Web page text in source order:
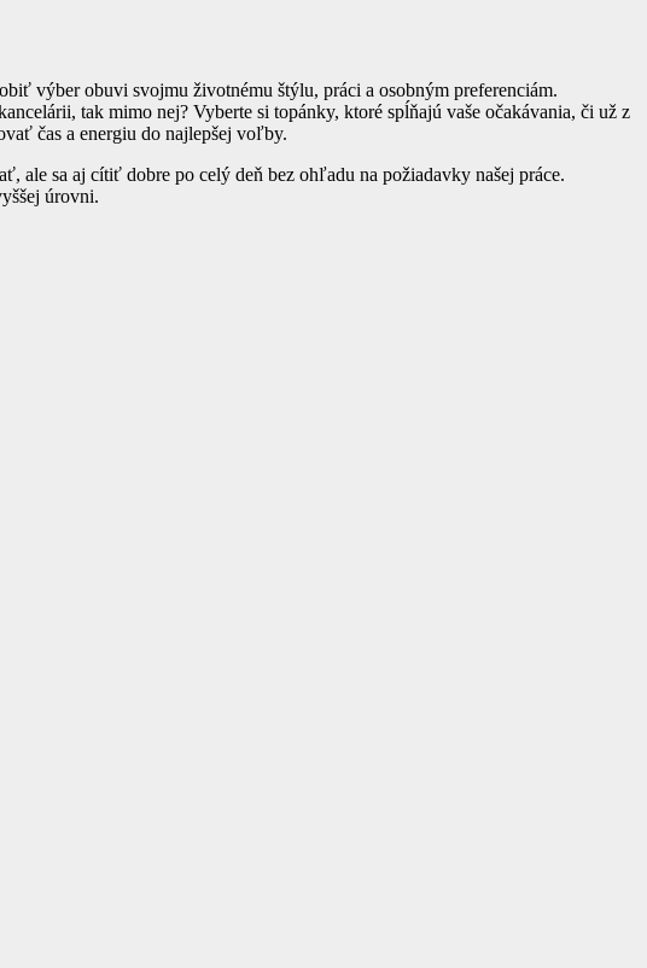
výber obuvi svojmu životnému štýlu, práci a osobným preferenciám.
tak mimo nej? Vyberte si topánky, ktoré spĺňajú vaše očakávania, či už z
čas a energiu do najlepšej voľby.
ale sa aj cítiť dobre po celý deň bez ohľadu na požiadavky našej práce.
úrovni.